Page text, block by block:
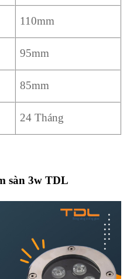
110mm
95mm
85mm
24 Tháng
sàn 3w TDL